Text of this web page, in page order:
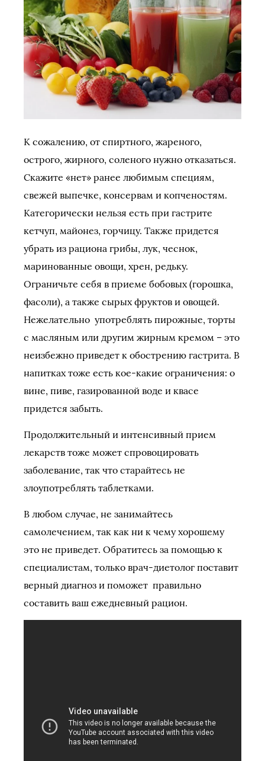
К сожалению, от спиртного, жареного,
острого, жирного, соленого нужно отказаться.
Скажите «нет» ранее любимым специям,
свежей выпечке, консервам и копченостям.
Категорически нельзя есть при гастрите
кетчуп, майонез, горчицу. Также придется
убрать из рациона грибы, лук, чеснок,
маринованные овощи, хрен, редьку.
Ограничьте себя в приеме бобовых (горошка,
фасоли), а также сырых фруктов и овощей.
Нежелательно употреблять пирожные, торты
с масляным или другим жирным кремом – это
неизбежно приведет к обострению гастрита. В
напитках тоже есть кое-какие ограничения: о
вине, пиве, газированной воде и квасе
придется забыть.
Продолжительный и интенсивный прием
лекарств тоже может спровоцировать
заболевание, так что старайтесь не
злоупотреблять таблетками.
В любом случае, не занимайтесь
самолечением, так как ни к чему хорошему
это не приведет. Обратитесь за помощью к
специалистам, только врач-диетолог поставит
верный диагноз и поможет правильно
составить ваш ежедневный рацион.